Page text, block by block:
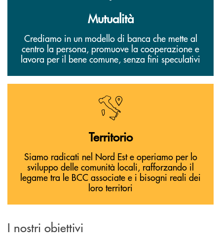
Mutualità
Crediamo in un modello di banca che mette al
centro la persona, promuove la cooperazione e
lavora per il bene comune, senza fini speculativi
Territorio
Siamo radicati nel Nord Est e operiamo per lo
sviluppo delle comunità locali, rafforzando il
legame tra le BCC associate e i bisogni reali dei
loro territori
I nostri obiettivi